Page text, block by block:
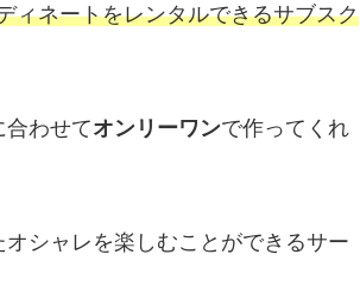
ィネートをレンタルできるサブスク
わせてオンリーワンで作ってくれ
シャレを楽しむことができるサー